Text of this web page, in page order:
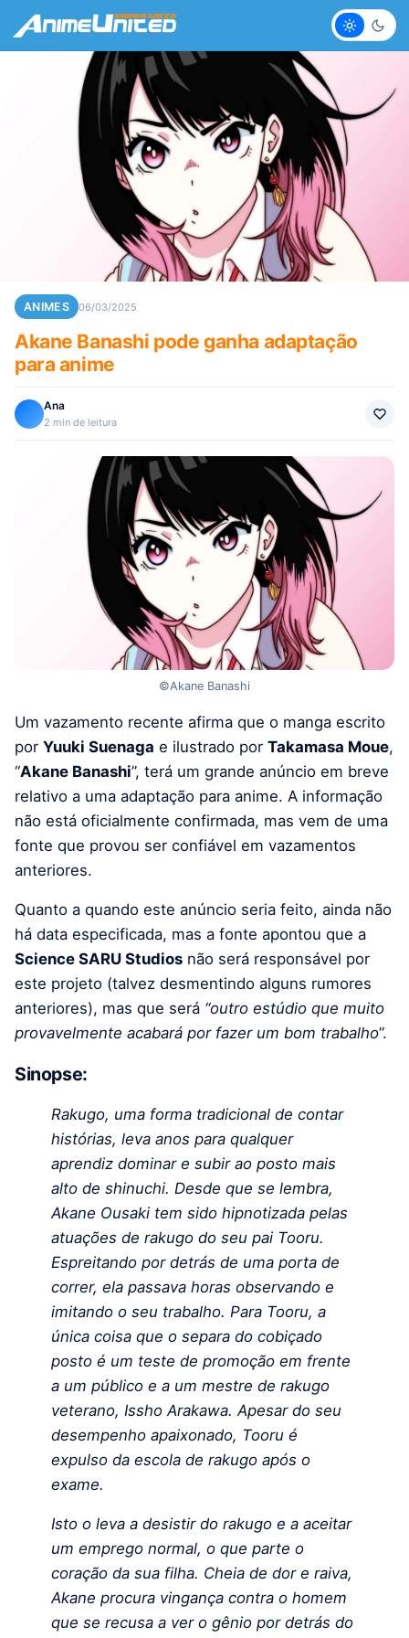
Claro
ANIMES 06/03/2025
Akane Banashi pode ganha adaptação
para anime
Ana
2 min de leitura
©Akane Banashi
Um vazamento recente afirma que o manga escrito
por Yuuki Suenaga e ilustrado por Takamasa Moue,
“Akane Banashi”, terá um grande anúncio em breve
relativo a uma adaptação para anime. A informação
não está oficialmente confirmada, mas vem de uma
fonte que provou ser confiável em vazamentos
anteriores.
Quanto a quando este anúncio seria feito, ainda não
há data especificada, mas a fonte apontou que a
Science SARU Studios não será responsável por
este projeto (talvez desmentindo alguns rumores
anteriores), mas que será “outro estúdio que muito
provavelmente acabará por fazer um bom trabalho”.
Sinopse:
Rakugo, uma forma tradicional de contar
histórias, leva anos para qualquer
aprendiz dominar e subir ao posto mais
alto de shinuchi. Desde que se lembra,
Akane Ousaki tem sido hipnotizada pelas
atuações de rakugo do seu pai Tooru.
Espreitando por detrás de uma porta de
correr, ela passava horas observando e
imitando o seu trabalho. Para Tooru, a
única coisa que o separa do cobiçado
posto é um teste de promoção em frente
a um público e a um mestre de rakugo
veterano, Issho Arakawa. Apesar do seu
desempenho apaixonado, Tooru é
expulso da escola de rakugo após o
exame.
Isto o leva a desistir do rakugo e a aceitar
um emprego normal, o que parte o
coração da sua filha. Cheia de dor e raiva,
Akane procura vingança contra o homem
que se recusa a ver o gênio por detrás do